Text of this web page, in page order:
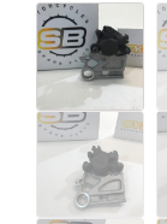
Shop Ricambi
Note Generali
Carrello
Contatti